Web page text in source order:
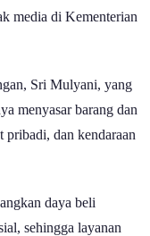
media di Kementerian
Sri Mulyani, yang
menyasar barang dan
pribadi, dan kendaraan
daya beli
sehingga layanan